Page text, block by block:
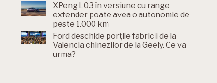
XPeng L03 în versiune cu range
extender poate avea o autonomie de
peste 1.000 km
Ford deschide porțile fabricii de la
Valencia chinezilor de la Geely. Ce va
urma?